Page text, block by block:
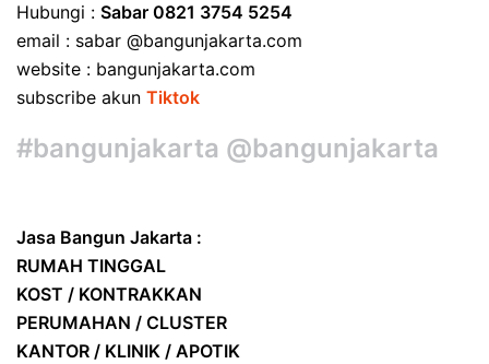
Hubungi : Sabar 0821 3754 5254
email : sabar @bangunjakarta.com
website : bangunjakarta.com
subscribe akun Tiktok
#bangunjakarta @bangunjakarta
Jasa Bangun Jakarta :
RUMAH TINGGAL
KOST / KONTRAKKAN
PERUMAHAN / CLUSTER
KANTOR / KLINIK / APOTIK